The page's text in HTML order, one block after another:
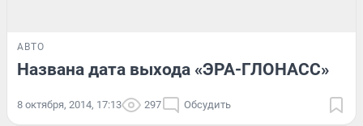
АВТО
Названа дата выхода «ЭРА-ГЛОНАСС»
8 октября, 2014, 17:13 297 Обсудить